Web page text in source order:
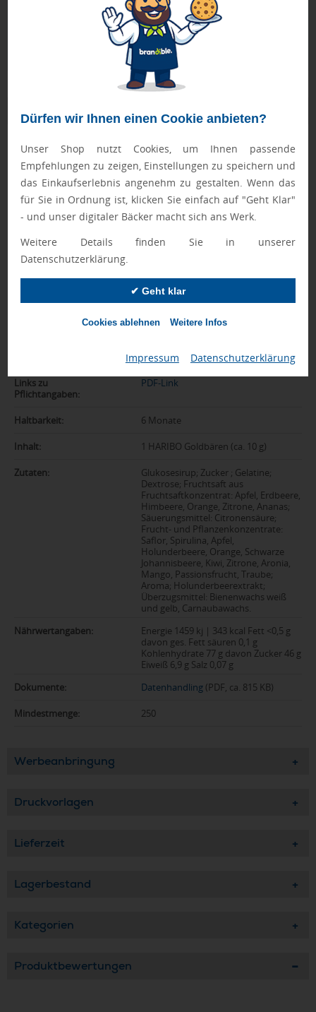
Dürfen wir Ihnen einen Cookie anbieten?
Unser Shop nutzt Cookies, um Ihnen passende
Empfehlungen zu zeigen, Einstellungen zu speichern und
das Einkaufserlebnis angenehm zu gestalten. Wenn das
für Sie in Ordnung ist, klicken Sie einfach auf "Geht Klar"
- und unser digitaler Bäcker macht sich ans Werk.
Weitere Details finden Sie in unserer
Datenschutzerklärung.
✔ Geht klar
Cookies ablehnen Weitere Infos
Impressum Datenschutzerklärung
Ewa Engel,
Qualitätssicherung
Zusatzinformation
Artikelnummer: 018-91465
Marke: Haribo
Abmessungen: ca. 70 x 90 x 12 mm
Verpackungsabm.:
Verpackungsgewicht: 4,4 kg
Verpackungseinh.: 252
17049065
Links zu
Pflichtangaben:
PDF-Link
Haltbarkeit: 6 Monate
Inhalt: 1 HARIBO Goldbären (ca. 10 g)
Zutaten:
Glukosesirup; Zucker ; Gelatine;
Dextrose; Fruchtsaft aus
Fruchtsaftkonzentrat: Apfel, Erdbeere,
Himbeere, Orange, Zitrone, Ananas;
Säuerungsmittel: Citronensäure;
Frucht- und Pflanzenkonzentrate:
Saflor, Spirulina, Apfel,
Holunderbeere, Orange, Schwarze
Johannisbeere, Kiwi, Zitrone, Aronia,
Mango, Passionsfrucht, Traube;
Aroma; Holunderbeerextrakt;
Überzugsmittel: Bienenwachs weiß
und gelb, Carnaubawachs.
Nährwertangaben:
Energie 1459 kj | 343 kcal Fett <0,5 g
davon ges. Fett säuren 0,1 g
Kohlenhydrate 77 g davon Zucker 46 g
Eiweiß 6,9 g Salz 0,07 g
Dokumente:
Datenhandling(PDF, ca. 815 KB)
Mindestmenge: 250
Werbeanbringung
Druckvorlagen
Lieferzeit
Lagerbestand
Kategorien
Produktbewertungen